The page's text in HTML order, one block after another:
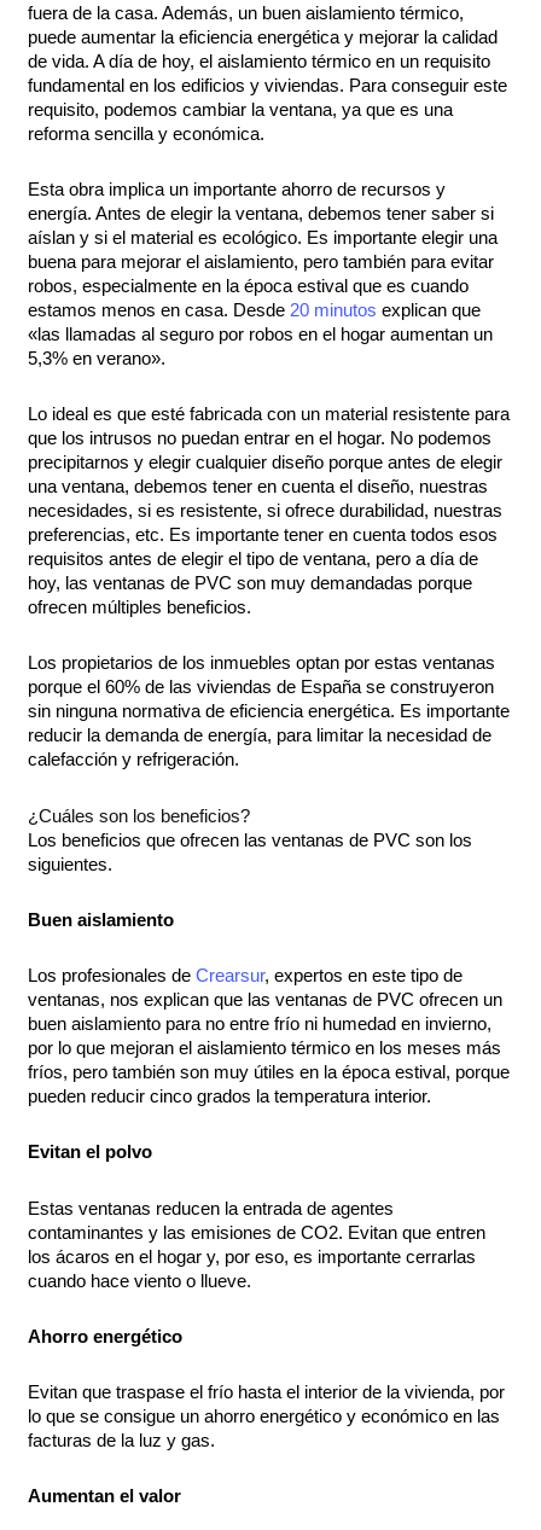
fuera de la casa. Además, un buen aislamiento térmico,
puede aumentar la eficiencia energética y mejorar la calidad
de vida. A día de hoy, el aislamiento térmico en un requisito
fundamental en los edificios y viviendas. Para conseguir este
requisito, podemos cambiar la ventana, ya que es una
reforma sencilla y económica.
Esta obra implica un importante ahorro de recursos y
energía. Antes de elegir la ventana, debemos tener saber si
aíslan y si el material es ecológico. Es importante elegir una
buena para mejorar el aislamiento, pero también para evitar
robos, especialmente en la época estival que es cuando
estamos menos en casa. Desde 20 minutos explican que
«las llamadas al seguro por robos en el hogar aumentan un
5,3% en verano».
Lo ideal es que esté fabricada con un material resistente para
que los intrusos no puedan entrar en el hogar. No podemos
precipitarnos y elegir cualquier diseño porque antes de elegir
una ventana, debemos tener en cuenta el diseño, nuestras
necesidades, si es resistente, si ofrece durabilidad, nuestras
preferencias, etc. Es importante tener en cuenta todos esos
requisitos antes de elegir el tipo de ventana, pero a día de
hoy, las ventanas de PVC son muy demandadas porque
ofrecen múltiples beneficios.
Los propietarios de los inmuebles optan por estas ventanas
porque el 60% de las viviendas de España se construyeron
sin ninguna normativa de eficiencia energética. Es importante
reducir la demanda de energía, para limitar la necesidad de
calefacción y refrigeración.
¿Cuáles son los beneficios?
Los beneficios que ofrecen las ventanas de PVC son los
siguientes.
Buen aislamiento
Los profesionales deCrearsur, expertos en este tipo de
ventanas, nos explican que las ventanas de PVC ofrecen un
buen aislamiento para no entre frío ni humedad en invierno,
por lo que mejoran el aislamiento térmico en los meses más
fríos, pero también son muy útiles en la época estival, porque
pueden reducir cinco grados la temperatura interior.
Evitan el polvo
Estas ventanas reducen la entrada de agentes
contaminantes y las emisiones de CO2. Evitan que entren
los ácaros en el hogar y, por eso, es importante cerrarlas
cuando hace viento o llueve.
Ahorro energético
Evitan que traspase el frío hasta el interior de la vivienda, por
lo que se consigue un ahorro energético y económico en las
facturas de la luz y gas.
Aumentan el valor